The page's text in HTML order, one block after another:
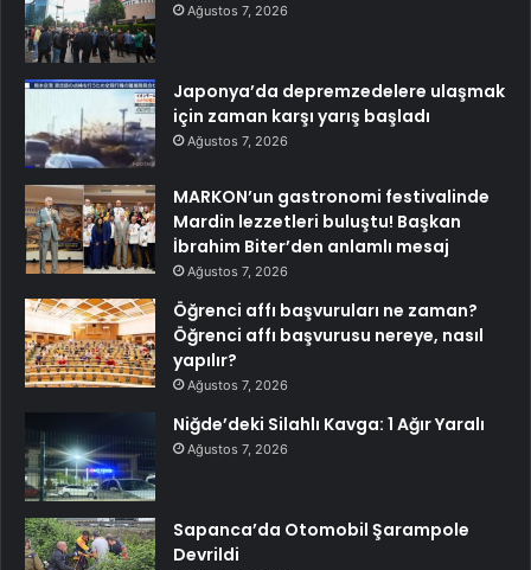
Ağustos 7, 2026
Japonya’da depremzedelere ulaşmak
için zaman karşı yarış başladı
Ağustos 7, 2026
MARKON’un gastronomi festivalinde
Mardin lezzetleri buluştu! Başkan
İbrahim Biter’den anlamlı mesaj
Ağustos 7, 2026
Öğrenci affı başvuruları ne zaman?
Öğrenci affı başvurusu nereye, nasıl
yapılır?
Ağustos 7, 2026
Niğde’deki Silahlı Kavga: 1 Ağır Yaralı
Ağustos 7, 2026
Sapanca’da Otomobil Şarampole
Devrildi